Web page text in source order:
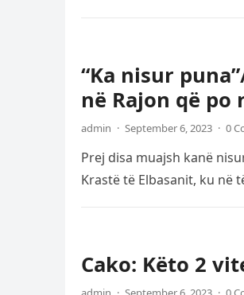
“Ka nisur
në Rajon që
admin · September 6, 2023 · 0
Prej disa muajsh kanë
Krastë të Elbasanit, ku në
Cako: Këto 2